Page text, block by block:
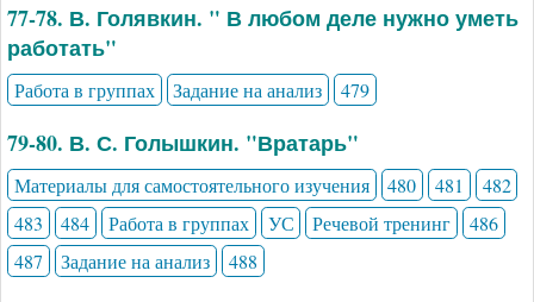
77-78. В. Голявкин. " В любом деле нужно уметь
работать"
Работа в группах Задание на анализ 479
79-80. В. С. Голышкин. "Вратарь"
Материалы для самостоятельного изучения 480 481
482
483
484 Работа в группах УС Речевой тренинг
486
487
Задание на анализ 488